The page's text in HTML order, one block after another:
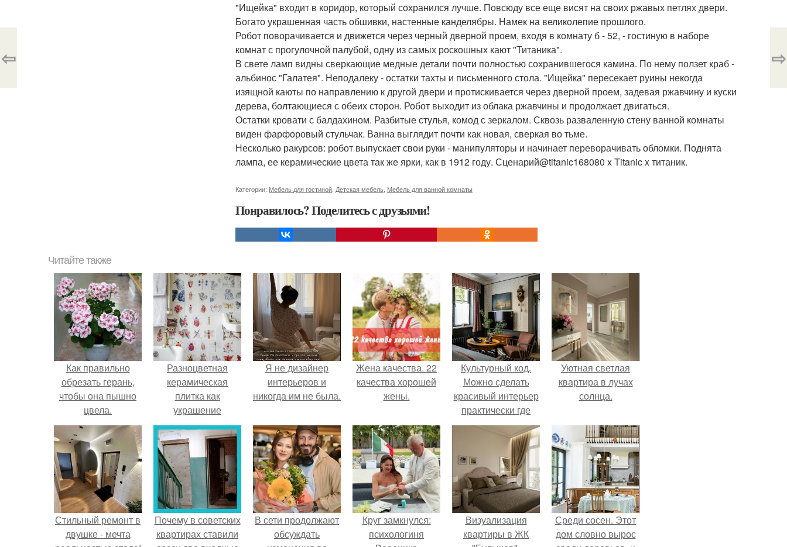
"Ищейка" входит в коридор, который сохранился лучше. Повсюду все еще висят на своих ржавых петлях двери.
Богато украшенная часть обшивки, настенные канделябры. Намек на великолепие прошлого.
Робот поворачивается и движется через черный дверной проем, входя в комнату б - 52, - гостиную в наборе
комнат с прогулочной палубой, одну из самых роскошных кают "Титаника".
В свете ламп видны сверкающие медные детали почти полностью сохранившегося камина. По нему ползет краб -
альбинос "Галатея". Неподалеку - остатки тахты и письменного стола. "Ищейка" пересекает руины некогда
изящной каюты по направлению к другой двери и протискивается через дверной проем, задевая ржавчину и куски
дерева, болтающиеся с обеих сторон. Робот выходит из облака ржавчины и продолжает двигаться.
Остатки кровати с балдахином. Разбитые стулья, комод с зеркалом. Сквозь разваленную стену ванной комнаты
виден фарфоровый стульчак. Ванна выглядит почти как новая, сверкая во тьме.
Несколько ракурсов: робот выпускает свои руки - манипуляторы и начинает переворачивать обломки. Поднята
лампа, ее керамические цвета так же ярки, как в 1912 году. Сценарий@titanic168080 x Titanic x титаник.
Категории: Мебель для гостиной Детская мебель Мебель для ванной комнаты
Понравилось? Поделитесь с друзьями!
⇦ ⇨
Читайте также
Как правильно
обрезать герань,
чтобы она пышно
цвела.
Разноцветная
керамическая
плитка как
украшение
интерьера.
Я не дизайнер
интерьеров и
никогда им не была.
Жена качества. 22
качества хорошей
жены.
Культурный код.
Можно сделать
красивый интерьер
практически где
угодно.
Уютная светлая
квартира в лучах
солнца.
Стильный ремонт в
двушке - мечта
Почему в советских
квартирах ставили
В сети продолжают
обсуждать
Круг замкнулся:
психологиня
Визуализация
квартиры в ЖК
Среди сосен. Этот
дом словно вырос